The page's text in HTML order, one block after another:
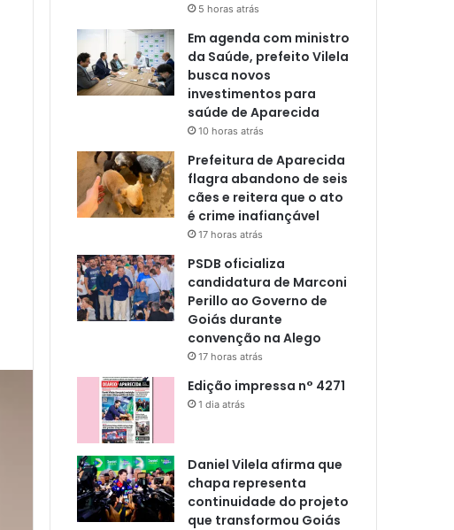
5 horas atrás
Em agenda com ministro
da Saúde, prefeito Vilela
busca novos
investimentos para
saúde de Aparecida
10 horas atrás
Prefeitura de Aparecida
flagra abandono de seis
cães e reitera que o ato
é crime inafiançável
17 horas atrás
PSDB oficializa
candidatura de Marconi
Perillo ao Governo de
Goiás durante
convenção na Alego
17 horas atrás
Edição impressa n° 4271
1 dia atrás
Daniel Vilela afirma que
chapa representa
continuidade do projeto
que transformou Goiás